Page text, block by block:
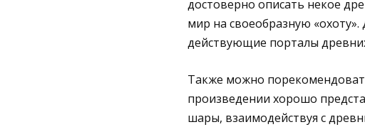
достоверно описать некое
мир на своеобразную «охоту».
действующие порталы
Также можно
произведении хорошо
шары, взаимодействуя с